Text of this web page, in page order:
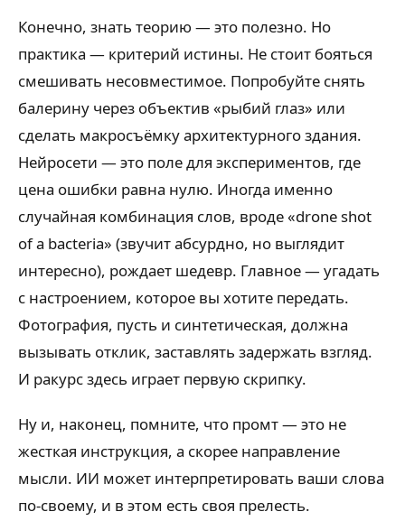
Конечно, знать теорию — это полезно. Но
практика — критерий истины. Не стоит бояться
смешивать несовместимое. Попробуйте снять
балерину через объектив «рыбий глаз» или
сделать макросъёмку архитектурного здания.
Нейросети — это поле для экспериментов, где
цена ошибки равна нулю. Иногда именно
случайная комбинация слов, вроде «drone shot
of a bacteria» (звучит абсурдно, но выглядит
интересно), рождает шедевр. Главное — угадать
с настроением, которое вы хотите передать.
Фотография, пусть и синтетическая, должна
вызывать отклик, заставлять задержать взгляд.
И ракурс здесь играет первую скрипку.
Ну и, наконец, помните, что промт — это не
жесткая инструкция, а скорее направление
мысли. ИИ может интерпретировать ваши слова
по-своему, и в этом есть своя прелесть.